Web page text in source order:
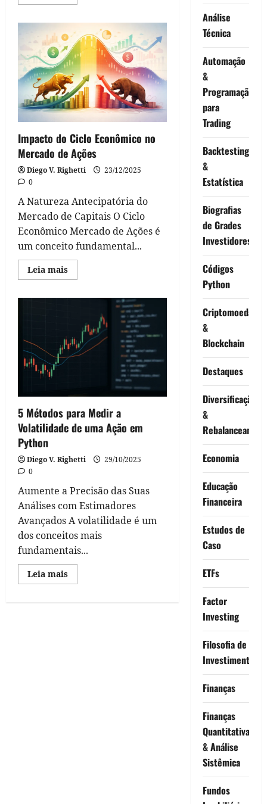
more
Importa:
Entenda
a
Importância
do
Caixa
e
dos
Ativos
Líquidos
na
Impacto do Ciclo Econômico no
Mercado de Ações
Diego V. Righetti
23/12/2025
0
A Natureza Antecipatória do
Mercado de Capitais O Ciclo
Econômico Mercado de Ações é
um conceito fundamental...
Leia maisRead
more
Econômico
Mercado
de
Ações
5 Métodos para Medir a
Volatilidade de uma Ação em
Python
Diego V. Righetti
29/10/2025
0
Aumente a Precisão das Suas
Análises com Estimadores
Avançados A volatilidade é um
dos conceitos mais
fundamentais...
Leia maisRead
more
Análise
Técnica
Automação
&
Programação
para
Trading
Backtesting
&
Estatística
Biografias
de Grades
Investidores
Códigos
Python
Criptomoedas
&
Blockchain
Destaques
Diversificação
&
Economia
Educação
Financeira
Estudos de
Caso
ETFs
Factor
Investing
Filosofia de
Investimento
Finanças
Finanças
Quantitativas
& Análise
Sistêmica
Fundos